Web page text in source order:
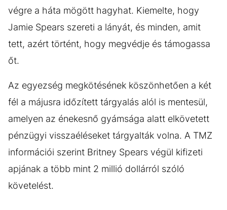
végre a háta mögött hagyhat. Kiemelte, hogy
Jamie Spears szereti a lányát, és minden, amit
tett, azért történt, hogy megvédje és támogassa
őt.
Az egyezség megkötésének köszönhetően a két
fél a májusra időzített tárgyalás alól is mentesül,
amelyen az énekesnő gyámsága alatt elkövetett
pénzügyi visszaéléseket tárgyalták volna. A TMZ
információi szerint Britney Spears végül kifizeti
apjának a több mint 2 millió dollárról szóló
követelést.